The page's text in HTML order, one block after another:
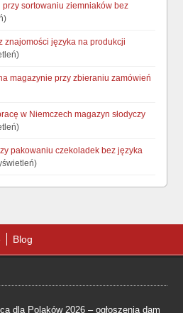
sortowaniu ziemniaków bez
znajomości języka na produkcji
magazynie przy zbieraniu zamówień
w Niemczech magazyn słodyczy
pakowaniu czekoladek bez języka
Blog
dla Polaków 2026 – ogłoszenia dam